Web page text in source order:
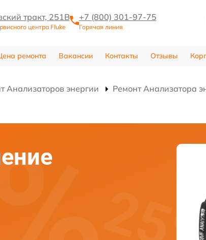
тракт, 251В
центра Fluke
+7 (800) 301-97-75
Горячая линия
ремонта Вакансии Контакты Отзывы
Анализаторов энергии
Ремонт Анализатора